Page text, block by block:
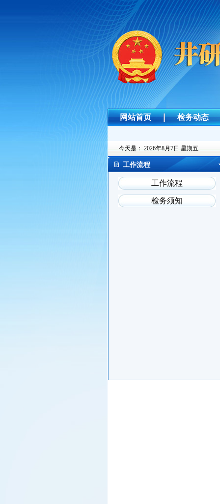
网站首页 检务动态
今天是： 2026年8月7日 星期五
工作流程
工作流程
检务须知